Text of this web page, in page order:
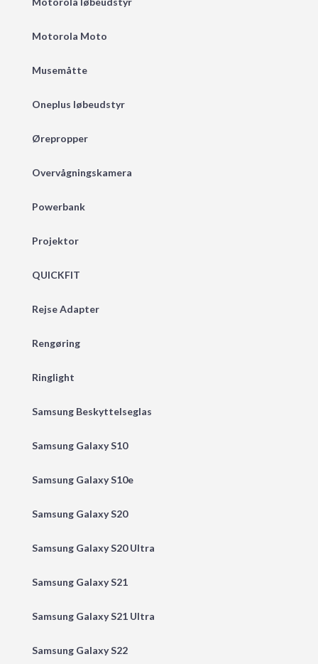
Motorola Moto
Musemåtte
Oneplus løbeudstyr
Ørepropper
Overvågningskamera
Powerbank
Projektor
QUICKFIT
Rejse Adapter
Rengøring
Ringlight
Samsung Beskyttelseglas
Samsung Galaxy S10
Samsung Galaxy S10e
Samsung Galaxy S20
Samsung Galaxy S20 Ultra
Samsung Galaxy S21
Samsung Galaxy S21 Ultra
Samsung Galaxy S22